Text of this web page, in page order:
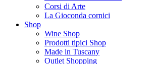
Corsi di Arte
La Gioconda cornici
Shop
Wine Shop
Prodotti tipici Shop
Made in Tuscany
Outlet Shopping